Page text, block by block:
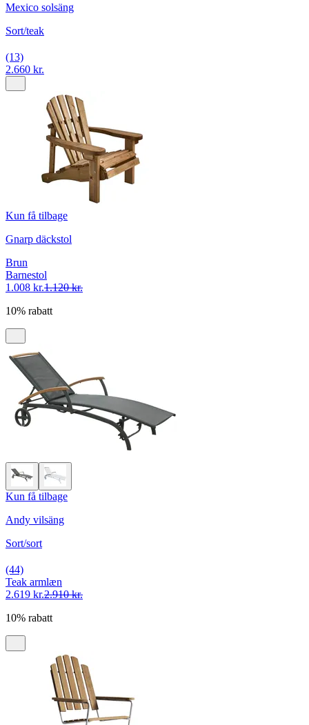
Mexico solsäng
Sort/teak
(13)
2.660 kr.
Kun få tilbage
Gnarp däckstol
Brun
Barnestol
1.008 kr.1.120 kr.
10% rabatt
Kun få tilbage
Andy vilsäng
Sort/sort
(44)
Teak armlæn
2.619 kr.2.910 kr.
10% rabatt